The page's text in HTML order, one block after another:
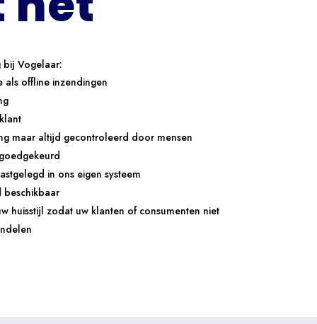
bij Vogelaar:
als offline inzendingen
maar altijd gecontroleerd door mensen
in ons eigen systeem
beschikbaar
huisstijl zodat uw klanten of consumenten niet